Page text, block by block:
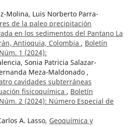
Molina, Luis Norberto Parra-
de la paleo precipitación
en los sedimentos del Pantano La
Antioquia, Colombia , Boletín
1 (2024):
Sonia Patricia Salazar-
Meza-Maldonado ,
cavidades subterráneas
fisicoquímica , Boletín
2 (2024): Número Especial de
A. Lasso, Geoquímica y